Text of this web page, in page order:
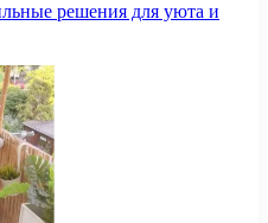
решения для уюта и